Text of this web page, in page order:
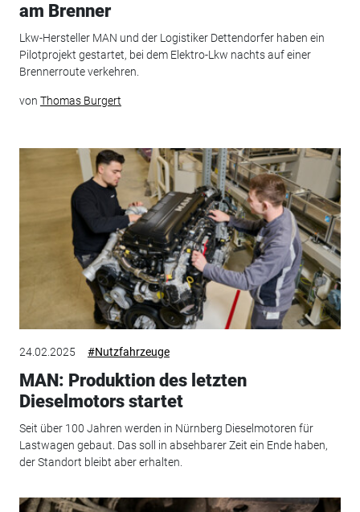
am Brenner
Lkw-Hersteller MAN und der Logistiker Dettendorfer haben ein
Pilotprojekt gestartet, bei dem Elektro-Lkw nachts auf einer
Brennerroute verkehren.
von Thomas Burgert
24.02.2025 #Nutzfahrzeuge
MAN: Produktion des letzten
Dieselmotors startet
Seit über 100 Jahren werden in Nürnberg Dieselmotoren für
Lastwagen gebaut. Das soll in absehbarer Zeit ein Ende haben,
der Standort bleibt aber erhalten.